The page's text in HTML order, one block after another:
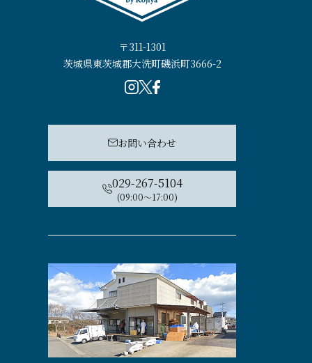
〒311-1301
茨城県東茨城郡大洗町磯浜町3666-2
お問い合わせ
029-267-5104
(09:00〜17:00)